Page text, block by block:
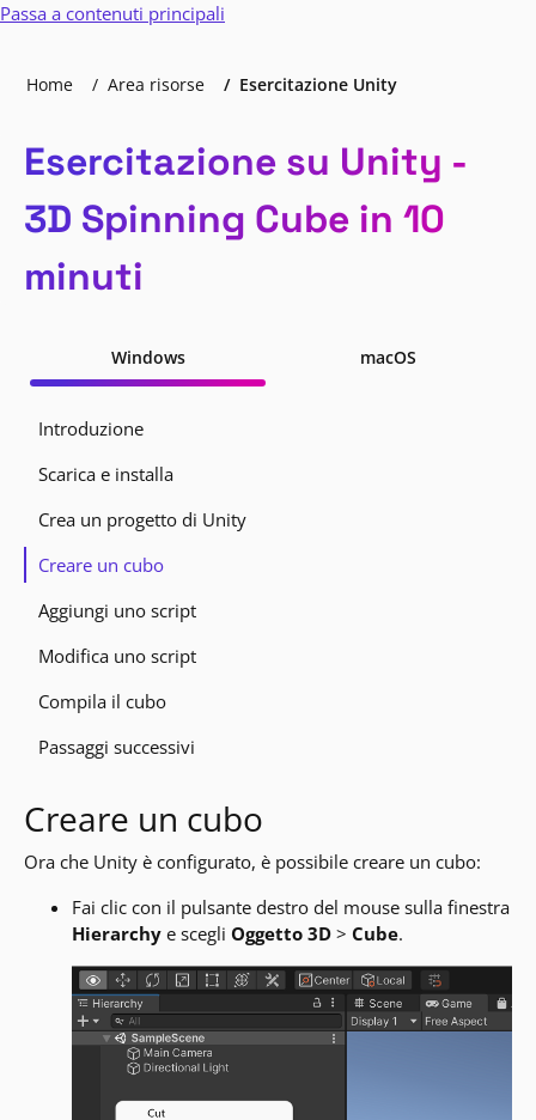
Passa a contenuti principali
Home Area risorse Esercitazione Unity
Esercitazione su Unity -
3D Spinning Cube in 10
minuti
Windows macOS
Introduzione
Scarica e installa
Crea un progetto di Unity
Creare un cubo
Aggiungi uno script
Modifica uno script
Compila il cubo
Passaggi successivi
Creare un cubo
Ora che Unity è configurato, è possibile creare un cubo:
Fai clic con il pulsante destro del mouse sulla finestra
Hierarchy e scegliOggetto 3D >Cube.